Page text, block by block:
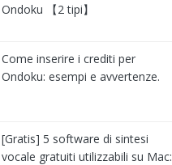
Ondoku 【2 tipi】
Come inserire i crediti per
Ondoku: esempi e avvertenze.
[Gratis] 5 software di sintesi
vocale gratuiti utilizzabili su Mac: